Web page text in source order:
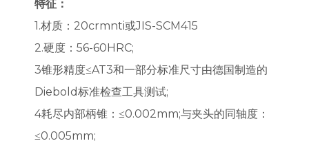
特征：
1.材质：20crmnti或JIS-SCM415
2.硬度：56-60HRC;
3锥形精度≤AT3和一部分标准尺寸由德国制造的
Diebold标准检查工具测试;
4耗尽内部柄锥：≤0.002mm;与夹头的同轴度：
≤0.005mm;